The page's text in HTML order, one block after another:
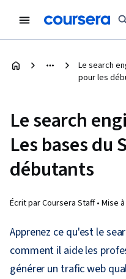
Le search
pour les
Le search
Les bases du
débutants
Écrit par Coursera Staff • Mise
Apprenez ce qu'est le
comment il aide les
générer un trafic web